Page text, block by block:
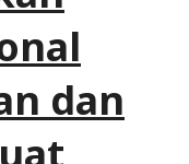
dan